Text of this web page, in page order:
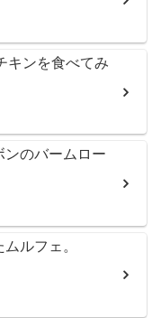
キンを食べてみ
ンのバームロー
ルフェ。